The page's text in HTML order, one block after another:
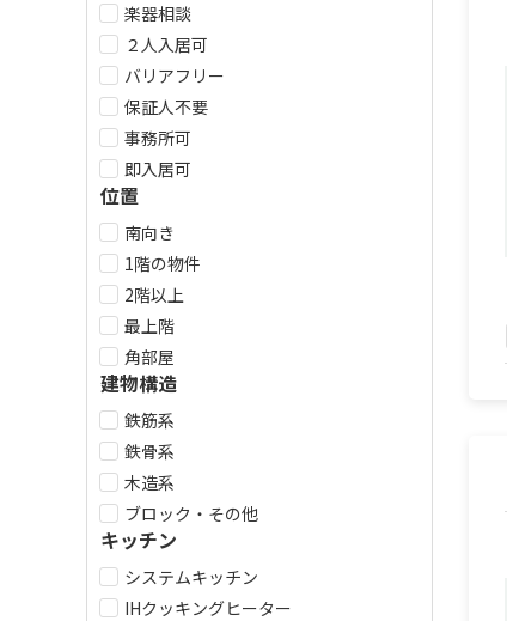
楽器相談
２人入居可
バリアフリー
保証人不要
事務所可
即入居可
位置
南向き
1階の物件
2階以上
最上階
角部屋
建物構造
鉄筋系
鉄骨系
木造系
ブロック・その他
キッチン
システムキッチン
IHクッキングヒーター